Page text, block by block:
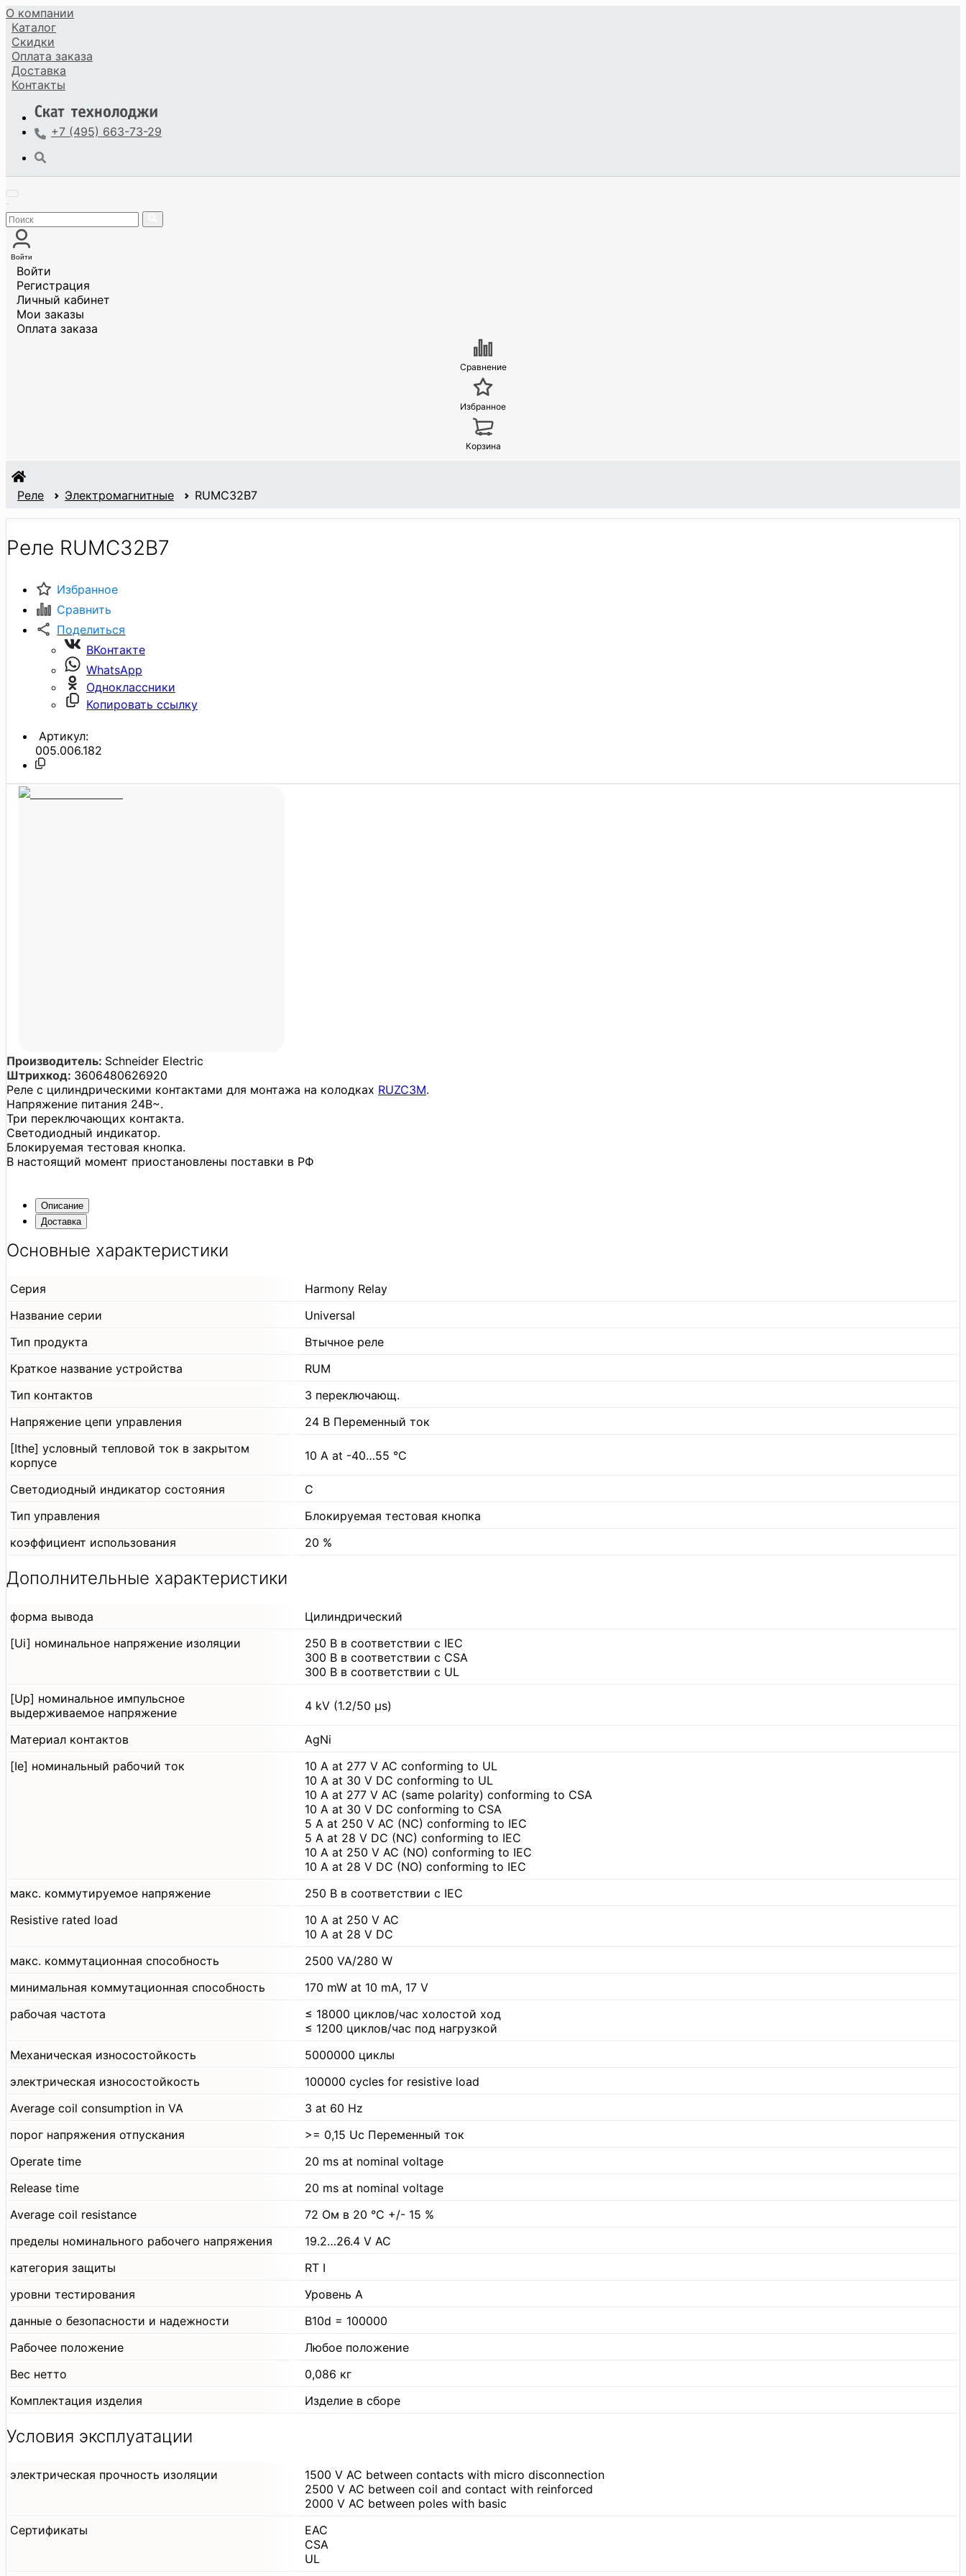
О компании
Каталог
Скидки
Оплата заказа
Доставка
Контакты
+7 (495) 663-73-29
Войти
Войти
Регистрация
Личный кабинет
Мои заказы
Оплата заказа
Сравнение
Избранное
Корзина
Реле Электромагнитные RUMC32B7
Реле RUMC32B7
Избранное
Сравнить
Поделиться
ВКонтакте
WhatsApp
Одноклассники
Копировать ссылку
Артикул:
005.006.182
Производитель: Schneider Electric
Штрихкод: 3606480626920
Реле с цилиндрическими контактами для монтажа на колодках RUZC3M.
Напряжение питания 24В~.
Три переключающих контакта.
Светодиодный индикатор.
Блокируемая тестовая кнопка.
В настоящий момент приостановлены поставки в РФ
Описание
Доставка
Основные характеристики
Серия
Harmony Relay
Название серии
Universal
Тип продукта
Втычное реле
Краткое название устройства
RUM
Тип контактов
3 переключающ.
Напряжение цепи управления
24 В Переменный ток
[Ithe] условный тепловой ток в закрытом
корпусе
10 A at -40…55 °C
Светодиодный индикатор состояния
С
Тип управления
Блокируемая тестовая кнопка
коэффициент использования
20 %
Дополнительные характеристики
форма вывода
Цилиндрический
[Ui] номинальное напряжение изоляции
250 В в соответствии с IEC
300 В в соответствии с CSA
300 В в соответствии с UL
[Up] номинальное импульсное
выдерживаемое напряжение
4 kV (1.2/50 µs)
Материал контактов
AgNi
[Ie] номинальный рабочий ток
10 A at 277 V AC conforming to UL
10 A at 30 V DC conforming to UL
10 A at 277 V AC (same polarity) conforming to CSA
10 A at 30 V DC conforming to CSA
5 A at 250 V AC (NC) conforming to IEC
5 A at 28 V DC (NC) conforming to IEC
10 A at 250 V AC (NO) conforming to IEC
10 A at 28 V DC (NO) conforming to IEC
макс. коммутируемое напряжение
250 В в соответствии с IEC
Resistive rated load
10 A at 250 V AC
10 A at 28 V DC
макс. коммутационная способность
2500 VA/280 W
минимальная коммутационная способность
170 mW at 10 mA, 17 V
рабочая частота
≤ 18000 циклов/час холостой ход
≤ 1200 циклов/час под нагрузкой
Механическая износостойкость
5000000 циклы
электрическая износостойкость
100000 cycles for resistive load
Average coil consumption in VA
3 at 60 Hz
порог напряжения отпускания
>= 0,15 Uc Переменный ток
Operate time
20 ms at nominal voltage
Release time
20 ms at nominal voltage
Average coil resistance
72 Ом в 20 °C +/- 15 %
пределы номинального рабочего напряжения
19.2…26.4 V AC
категория защиты
RT I
уровни тестирования
Уровень А
данные о безопасности и надежности
B10d = 100000
Рабочее положение
Любое положение
Вес нетто
0,086 кг
Комплектация изделия
Изделие в сборе
Условия эксплуатации
электрическая прочность изоляции
1500 V AC between contacts with micro disconnection
2500 V AC between coil and contact with reinforced
2000 V AC between poles with basic
Сертификаты
EAC
CSA
UL